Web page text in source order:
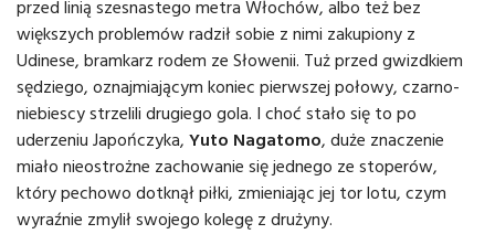
przed linią szesnastego metra Włochów, albo też bez
większych problemów radził sobie z nimi zakupiony z
Udinese, bramkarz rodem ze Słowenii. Tuż przed gwizdkiem
sędziego, oznajmiającym koniec pierwszej połowy, czarno-
niebiescy strzelili drugiego gola. I choć stało się to po
uderzeniu Japończyka, Yuto Nagatomo, duże znaczenie
miało nieostrożne zachowanie się jednego ze stoperów,
który pechowo dotknął piłki, zmieniając jej tor lotu, czym
wyraźnie zmylił swojego kolegę z drużyny.